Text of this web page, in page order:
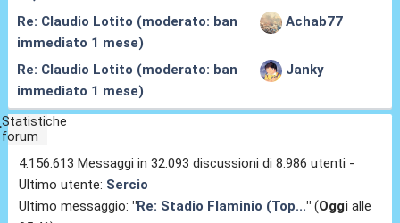
Re: Claudio Lotito (moderato: ban
immediato 1 mese)
Achab77
Re: Claudio Lotito (moderato: ban
immediato 1 mese)
Janky
Statistiche
forum
4.156.613 Messaggi in 32.093 discussioni di 8.986 utenti -
Ultimo utente: Sercio
Ultimo messaggio:"Re: Stadio Flaminio (Top..." (Oggi alle